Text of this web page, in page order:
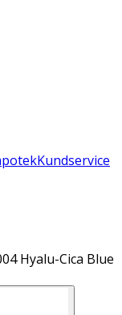
Kundservice
Hyalu-Cica Blue